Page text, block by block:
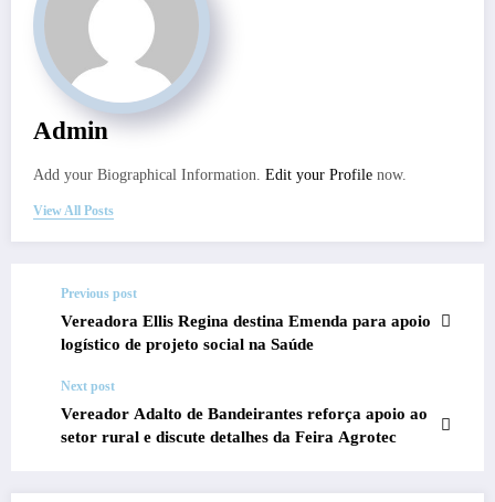
Admin
Add your Biographical Information. Edit your Profile now.
View All Posts
Previous post
Vereadora Ellis Regina destina Emenda para apoio
logístico de projeto social na Saúde
Next post
Vereador Adalto de Bandeirantes reforça apoio ao
setor rural e discute detalhes da Feira Agrotec